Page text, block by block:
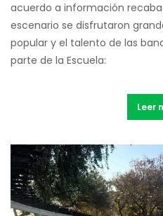
acuerdo a información
escenario se disfrutaron
popular y el talento de las
parte de la Escuela:
Leer